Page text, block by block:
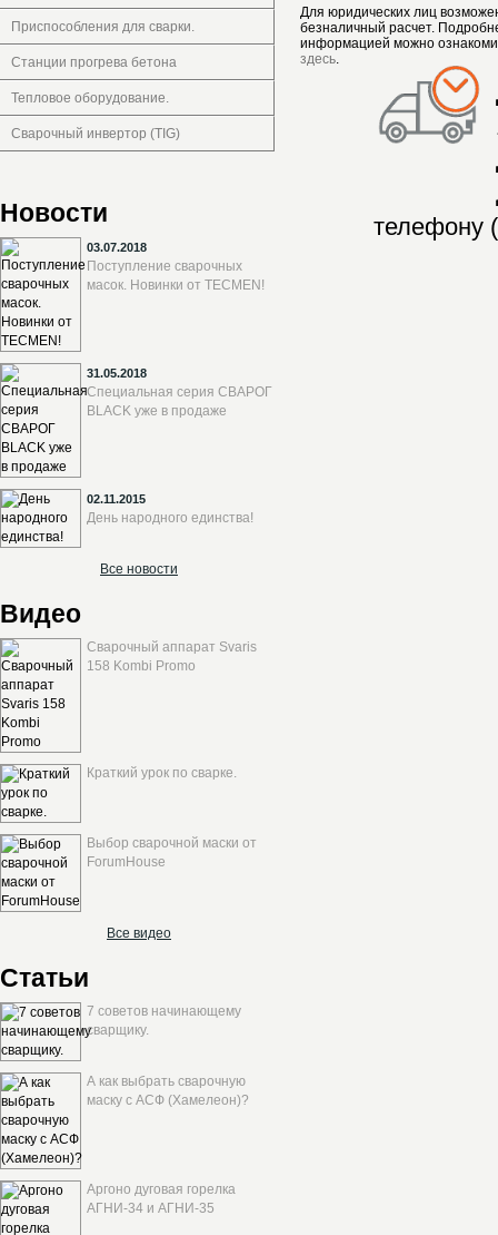
Приспособления для сварки.
Станции прогрева бетона
Тепловое оборудование.
Сварочный инвертор (TIG)
Новости
03.07.2018
Поступление сварочных
масок. Новинки от TECMEN!
31.05.2018
Специальная серия СВАРОГ
BLACK уже в продаже
02.11.2015
День народного единства!
Все новости
Видео
Сварочный аппарат Svaris
158 Kombi Promo
Краткий урок по сварке.
Выбор сварочной маски от
ForumHouse
Все видео
Статьи
7 советов начинающему
сварщику.
А как выбрать сварочную
маску с АСФ (Хамелеон)?
Аргоно дуговая горелка
АГНИ-34 и АГНИ-35
Для юридических лиц
безналичный расчет.
информацией можно
здесь.
телефону